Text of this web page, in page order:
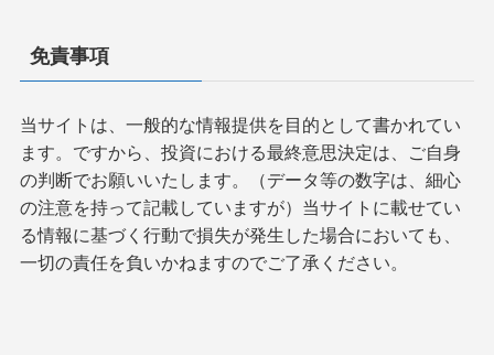
免責事項
当サイトは、一般的な情報提供を目的として書かれてい
ます。ですから、投資における最終意思決定は、ご自身
の判断でお願いいたします。（データ等の数字は、細心
の注意を持って記載していますが）当サイトに載せてい
る情報に基づく行動で損失が発生した場合においても、
一切の責任を負いかねますのでご了承ください。